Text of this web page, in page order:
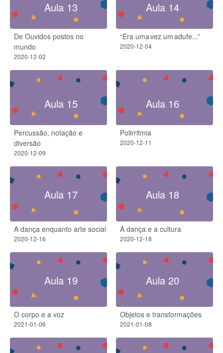
Aula 13
De Ouvidos postos no
mundo
2020-12-02
Aula 14
“Era uma vez um adufe...”
2020-12-04
Aula 15
Percussão, notação e
diversão
2020-12-09
Aula 16
Polirritmia
2020-12-11
Aula 17
A dança enquanto arte social
2020-12-16
Aula 18
A dança e a cultura
2020-12-18
Aula 19
O corpo e a voz
2021-01-06
Aula 20
Objetos e transformações
2021-01-08